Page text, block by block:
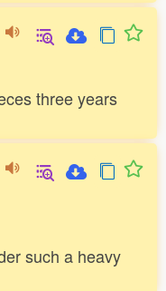
three years
such a heavy